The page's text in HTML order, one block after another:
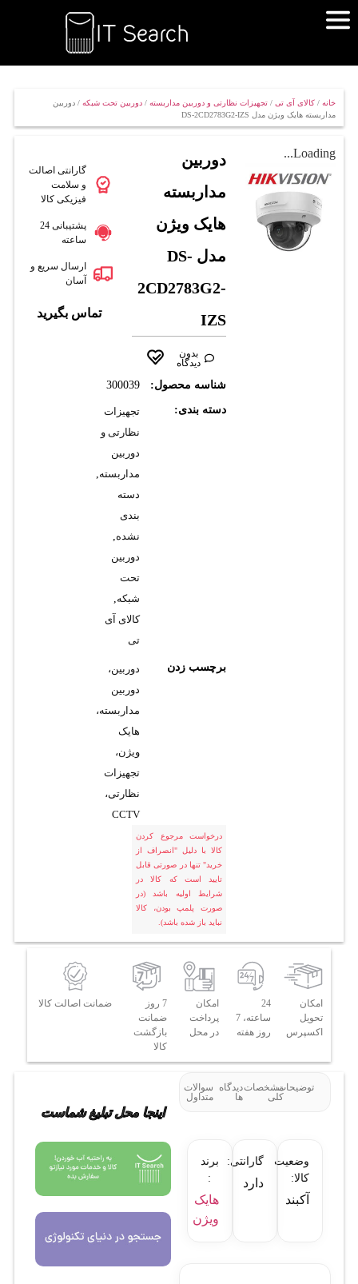
خانه/ کالای آی تی/ تجهیزات نظارتی و دوربین مداربسته/ دوربین تحت شبکه/ دوربین
مداربسته هایک ویژن مدل DS-2CD2783G2-IZS
Loading...
دوربین
مداربسته
هایک ویژن
مدل DS-
2CD2783G2-
IZS
بدون
دیدگاه
شناسه محصول: 300039
دسته بندی:
تجهیزات
نظارتی و
دوربین
مداربسته,
دسته
بندی
نشده,
دوربین
تحت
شبکه,
کالای آی
تی
برچسب زدن
دوربین،
دوربین
مداربسته،
هایک
ویژن،
تجهیزات
نظارتی،
CCTV
درخواست مرجوع کردن
کالا با دلیل "انصراف از
خرید" تنها در صورتی قابل
تایید است که کالا در
شرایط اولیه باشد (در
صورت پلمپ بودن، کالا
نباید باز شده باشد).
گارانتی اصالت
و سلامت
فیزیکی کالا
پشتیبانی 24
ساعته
ارسال سریع و
آسان
تماس بگیرید
امکان
تحویل
اکسپرس
24
ساعته، 7
روز هفته
امکان
پرداخت
در محل
7 روز
ضمانت
بازگشت
کالا
ضمانت اصالت کالا
توضیحاتمشخصات
کلی
دیدگاه
ها
سوالات
متداول
وضعیت
کالا:
آکبند
گارانتی:
دارد
برند
:
هایک
ویژن
اینجا محل تبلیغ شماست